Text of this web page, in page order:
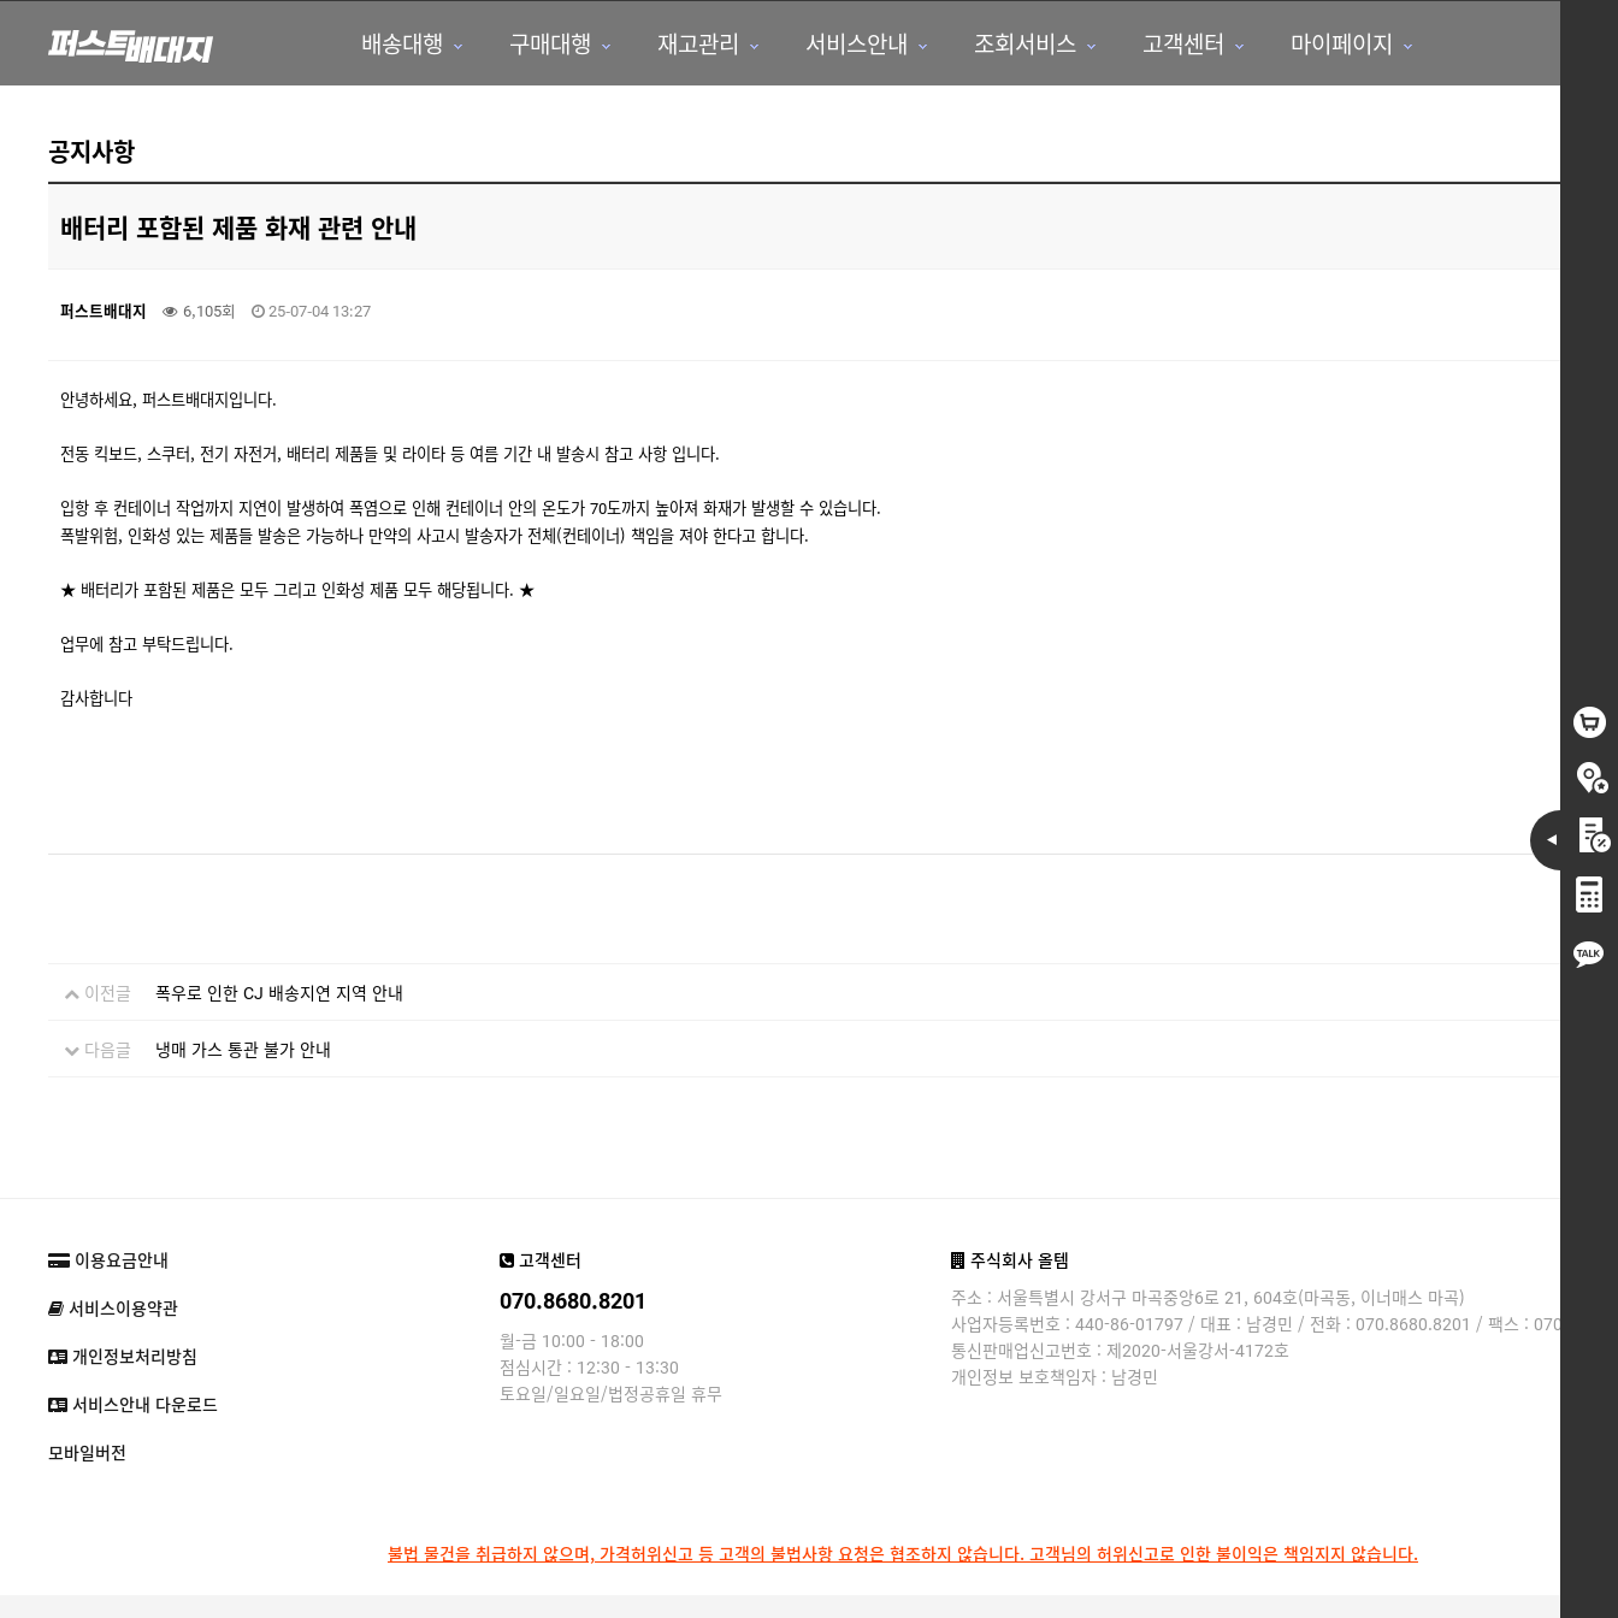
배송대행 구매대행 재고관리 서비스안내 조회서비스 고객센터
하위분류
마이페이지
하위분류
공지사항
배터리 포함된 제품 화재 관련 안내
퍼스트배대지 6,105회 25-07-04 13:27
안녕하세요, 퍼스트배대지입니다.
전동 킥보드, 스쿠터, 전기 자전거, 배터리 제품들 및 라이타 등 여름 기간 내 발송시 참고 사항 입니다.
입항 후 컨테이너 작업까지 지연이 발생하여 폭염으로 인해 컨테이너 안의 온도가 70도까지 높아져 화재가 발생할 수 있습니다.
폭발위험, 인화성 있는 제품들 발송은 가능하나 만약의 사고시 발송자가 전체(컨테이너) 책임을 져야 한다고 합니다.
★ 배터리가 포함된 제품은 모두 그리고 인화성 제품 모두 해당됩니다. ★
업무에 참고 부탁드립니다.
감사합니다
이전글 폭우로 인한 CJ 배송지연 지역 안내
다음글 냉매 가스 통관 불가 안내
이용요금안내
서비스이용약관
개인정보처리방침
서비스안내 다운로드
모바일버전
고객센터
070.8680.8201
월-금 10:00 - 18:00
점심시간 : 12:30 - 13:30
토요일/일요일/법정공휴일 휴무
주식회사 올템
주소 : 서울특별시 강서구 마곡중앙6로 21, 604호(마곡동, 이너매스 마곡)
사업자등록번호 : 440-86-01797 / 대표 : 남경민 / 전화 : 070.8680.8201 / 팩스 :
통신판매업신고번호 : 제2020-서울강서-4172호
개인정보 보호책임자 : 남경민
불법 물건을 취급하지 않으며, 가격허위신고 등 고객의 불법사항 요청은 협조하지 않습니다. 고객님의 허위신고로 인한 불이익은 책임지지 않습니다.